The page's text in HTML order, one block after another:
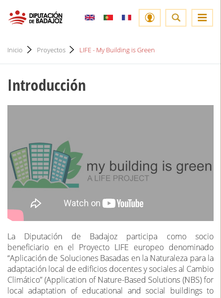
Inicio Proyectos LIFE - My Building is Green
Introducción
La Diputación de Badajoz participa como socio
beneficiario en el Proyecto LIFE europeo denominado
“Aplicación de Soluciones Basadas en la Naturaleza para la
adaptación local de edificios docentes y sociales al Cambio
Climático” (Application of Nature-Based Solutions (NBS) for
local adaptation of educational and social buildings to